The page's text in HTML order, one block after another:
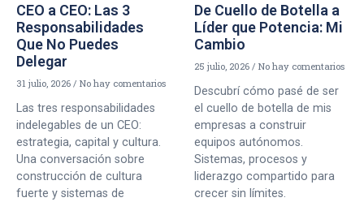
CEO a CEO: Las 3
Responsabilidades
Que No Puedes
Delegar
31 julio, 2026 No hay comentarios
Las tres responsabilidades
indelegables de un CEO:
estrategia, capital y cultura.
Una conversación sobre
construcción de cultura
fuerte y sistemas de
De Cuello de Botella a
Líder que Potencia: Mi
Cambio
25 julio, 2026 No hay comentarios
Descubrí cómo pasé de ser
el cuello de botella de mis
empresas a construir
equipos autónomos.
Sistemas, procesos y
liderazgo compartido para
crecer sin límites.